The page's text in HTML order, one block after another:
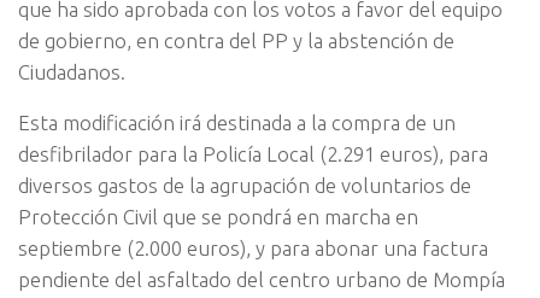
que ha sido aprobada con los votos a favor del equipo
de gobierno, en contra del PP y la abstención de
Ciudadanos.
Esta modificación irá destinada a la compra de un
desfibrilador para la Policía Local (2.291 euros), para
diversos gastos de la agrupación de voluntarios de
Protección Civil que se pondrá en marcha en
septiembre (2.000 euros), y para abonar una factura
pendiente del asfaltado del centro urbano de Mompía